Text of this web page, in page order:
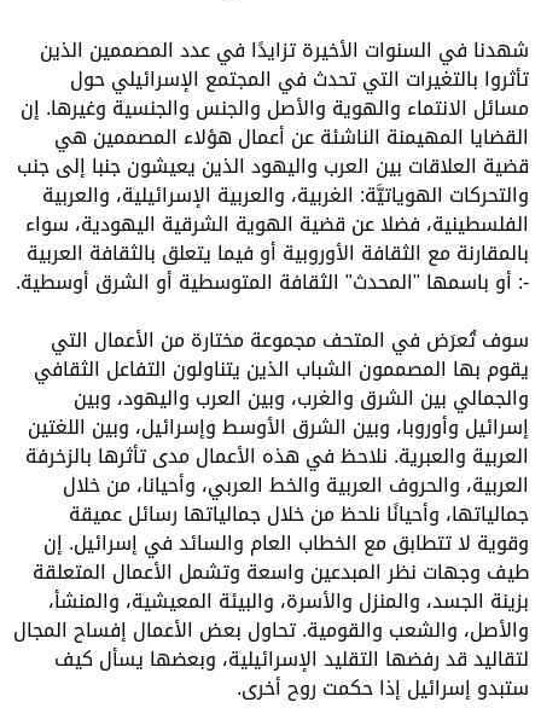
شهدنا في السنوات الأخيرة تزايدًا في عدد المصممين الذين
تأثروا بالتغيرات التي تحدث في المجتمع الإسرائيلي حول
مسائل الانتماء والهوية والأصل والجنس والجنسية وغيرها. إن
القضايا المهيمنة الناشئة عن أعمال هؤلاء المصممين هي
قضية العلاقات بين العرب واليهود الذين يعيشون جنبا إلى جنب
والتحركات الهوياتيَّة: الغربية، والعربية الإسرائيلية، والعربية
الفلسطينية، فضلا عن قضية الهوية الشرقية اليهودية، سواء
بالمقارنة مع الثقافة الأوروبية أو فيما يتعلق بالثقافة العربية
-: أو باسمها "المحدث" الثقافة المتوسطية أو الشرق أوسطية.
سوف تُعرَض في المتحف مجموعة مختارة من الأعمال التي
يقوم بها المصممون الشباب الذين يتناولون التفاعل الثقافي
والجمالي بين الشرق والغرب، وبين العرب واليهود، وبين
إسرائيل وأوروبا، وبين الشرق الأوسط وإسرائيل، وبين اللغتين
العربية والعبرية. نلاحظ في هذه الأعمال مدى تأثرها بالزخرفة
العربية، والحروف العربية والخط العربي، وأحيانا، من خلال
جمالياتها، وأحيانًا نلحظ من خلال جمالياتها رسائل عميقة
وقوية لا تتطابق مع الخطاب العام والسائد في إسرائيل. إن
طيف وجهات نظر المبدعين واسعة وتشمل الأعمال المتعلقة
بزينة الجسد، والمنزل والأسرة، والبيئة المعيشية، والمنشأ،
والأصل، والشعب والقومية. تحاول بعض الأعمال إفساح المجال
لتقاليد قد رفضها التقليد الإسرائيلية، وبعضها يسأل كيف
ستبدو إسرائيل إذا حكمت روح أخرى.